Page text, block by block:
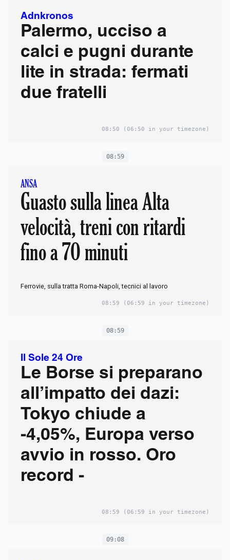
Adnkronos
Palermo, ucciso a
calci e pugni durante
lite in strada: fermati
due fratelli
08:50 (06:50 in your timezone)
08:59
ANSA
Guasto sulla linea Alta
velocità, treni con ritardi
fino a 70 minuti
Ferrovie, sulla tratta Roma-Napoli, tecnici al lavoro
08:59 (06:59 in your timezone)
08:59
Il Sole 24 Ore
Le Borse si preparano
all’impatto dei dazi:
Tokyo chiude a
-4,05%, Europa verso
avvio in rosso. Oro
record -
08:59 (06:59 in your timezone)
09:08